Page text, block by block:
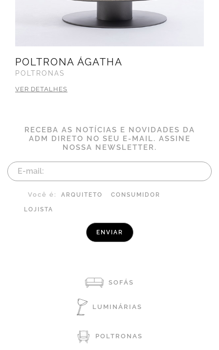
POLTRONA ÁGATHA
POLTRONAS
VER DETALHES
RECEBA AS NOTÍCIAS E NOVIDADES DA
ADM DIRETO NO SEU E-MAIL. ASSINE
NOSSA NEWSLETTER.
Você é: ARQUITETO CONSUMIDOR
LOJISTA
SOFÁS
LUMINÁRIAS
POLTRONAS